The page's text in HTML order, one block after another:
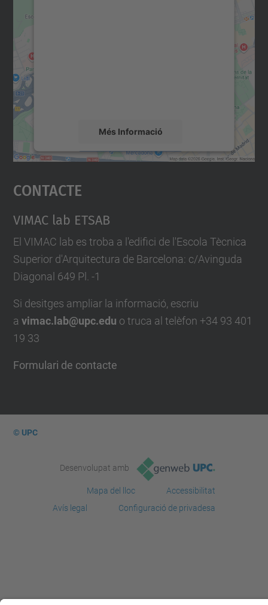
Més Informació
Accepta
powered by
Contacte
VIMAC lab ETSAB
El VIMAC lab es troba a l'edifici de l'Escola Tècnica
Superior d'Arquitectura de Barcelona: c/Avinguda
Diagonal 649 Pl. -1
Si desitges ampliar la informació, escriu
a vimac.lab@upc.edu o truca al telèfon +34 93 401
19 33
Formulari de contacte
© UPC
Desenvolupat amb
Mapa del lloc
Accessibilitat
Avís legal
Configuració de privadesa